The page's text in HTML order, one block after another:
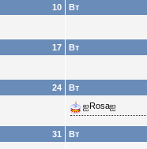
10 Вт
17 Вт
24
Вт
ஐRosaஐ
31 Вт